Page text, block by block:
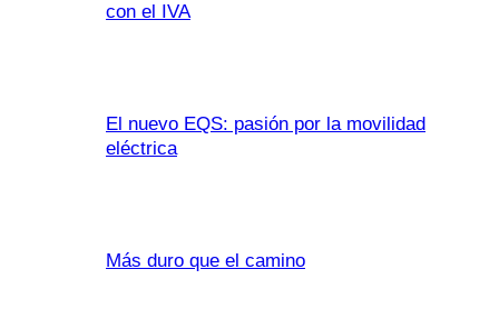
con el IVA
El nuevo EQS: pasión por la movilidad
eléctrica
Más duro que el camino